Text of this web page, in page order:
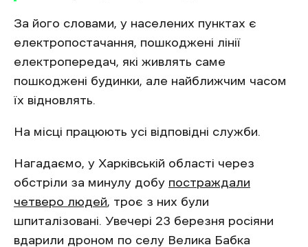
За його словами, у населених пунктах є
електропостачання, пошкоджені лінії
електропередач, які живлять саме
пошкоджені будинки, але найближчим часом
їх відновлять.
На місці працюють усі відповідні служби.
Нагадаємо, у Харківській області через
обстріли за минулу добу постраждали
четверо людей, троє з них були
шпиталізовані. Увечері 23 березня росіяни
вдарили дроном по селу Велика Бабка